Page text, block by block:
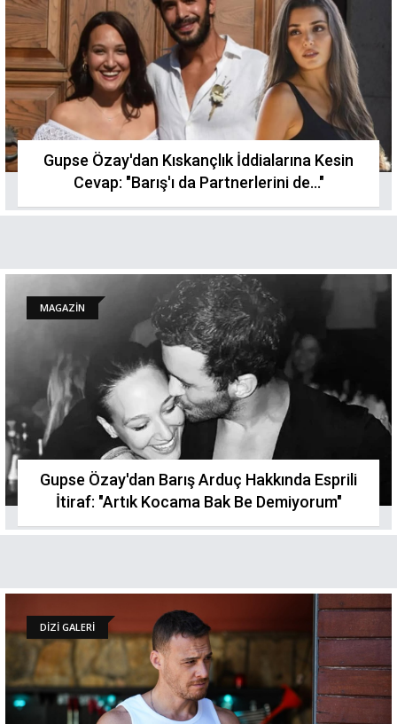
Gupse Özay'dan Kıskançlık İddialarına Kesin
Cevap: "Barış'ı da Partnerlerini de..."
MAGAZİN
Gupse Özay'dan Barış Arduç Hakkında Esprili
İtiraf: "Artık Kocama Bak Be Demiyorum"
DİZİ GALERİ